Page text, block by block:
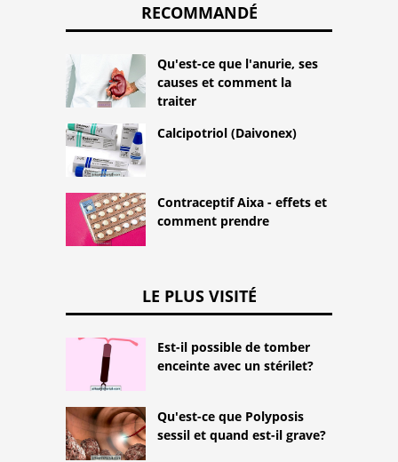
RECOMMANDÉ
Qu'est-ce que l'anurie, ses
causes et comment la
traiter
Calcipotriol (Daivonex)
Contraceptif Aixa - effets et
comment prendre
LE PLUS VISITÉ
Est-il possible de tomber
enceinte avec un stérilet?
Qu'est-ce que Polyposis
sessil et quand est-il grave?